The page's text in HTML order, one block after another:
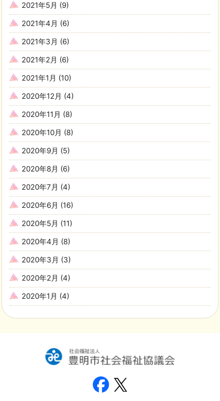
2021年5月 (9)
2021年4月 (6)
2021年3月 (6)
2021年2月 (6)
2021年1月 (10)
2020年12月 (4)
2020年11月 (8)
2020年10月 (8)
2020年9月 (5)
2020年8月 (6)
2020年7月 (4)
2020年6月 (16)
2020年5月 (11)
2020年4月 (8)
2020年3月 (3)
2020年2月 (4)
2020年1月 (4)